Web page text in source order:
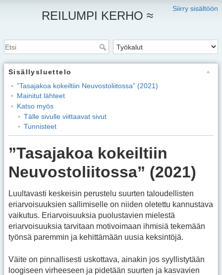
Siirry sisältöön
REILUMPI KERHO ≈
Sisällysluettelo
”Tasajakoa kokeiltiin Neuvostoliitossa” (2021)
Mainitut lähteet
Katso myös
Tälle sivulle viittaavat sivut
Tunnisteet
”Tasajakoa kokeiltiin
Neuvostoliitossa” (2021)
Luultavasti keskeisin perustelu suurten taloudellisten
eriarvoisuuksien sallimiselle on niiden oletettu kannustava
vaikutus. Eriarvoisuuksia puolustavien mielestä
eriarvoisuuksia tarvitaan motivoimaan ihmisiä tekemään
työnsä paremmin ja kehittämään uusia keksintöjä.
Väite on pinnallisesti uskottava, ainakin jos syyllistytään
loogiseen virheeseen ja pidetään suurten ja kasvavien